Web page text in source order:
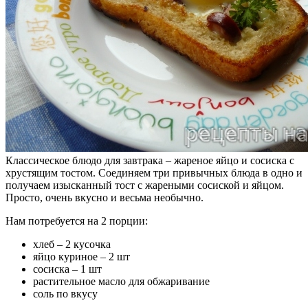
Классическое блюдо для завтрака – жареное яйцо и сосиска с
хрустящим тостом. Соединяем три привычных блюда в одно и
получаем изысканный тост с жареными сосиской и яйцом.
Просто, очень вкусно и весьма необычно.
Нам потребуется на 2 порции:
хлеб – 2 кусочка
яйцо куриное – 2 шт
сосиска – 1 шт
растительное масло для обжаривание
соль по вкусу